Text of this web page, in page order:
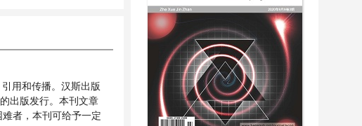
用和传播。汉斯出版
出版发行。本刊文章
者，本刊可给予一定